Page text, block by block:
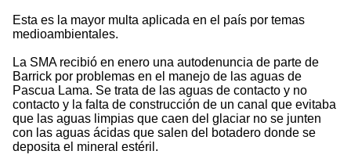
Esta es la mayor multa aplicada en el país por temas
medioambientales.
La SMA recibió en enero una autodenuncia de parte de
Barrick por problemas en el manejo de las aguas de
Pascua Lama. Se trata de las aguas de contacto y no
contacto y la falta de construcción de un canal que evitaba
que las aguas limpias que caen del glaciar no se junten
con las aguas ácidas que salen del botadero donde se
deposita el mineral estéril.